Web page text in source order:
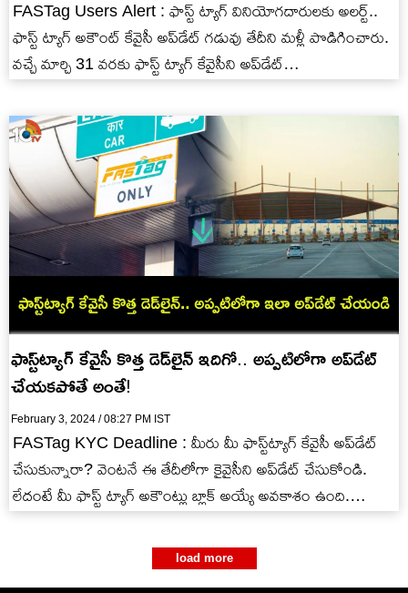
FASTag Users Alert : ఫాస్ట్ ట్యాగ్ వినియోగదారులకు అలర్ట్..
ఫాస్ట్ ట్యాగ్ అకౌంట్ కేవైసీ అప్‌డేట్ గడువు తేదీని మళ్లీ పొడిగించారు.
వచ్చే మార్చి 31 వరకు ఫాస్ట్ ట్యాగ్ కేవైసీని అప్‌డేట్…
ఫాస్ట్‌ట్యాగ్ కేవైసీ కొత్త డెడ్‌లైన్ ఇదిగో.. అప్పటిలోగా అప్‌డేట్
చేయకపోతే అంతే!
February 3, 2024 / 08:27 PM IST
FASTag KYC Deadline : మీరు మీ ఫాస్ట్‌ట్యాగ్ కేవైసీ అప్‌డేట్
చేసుకున్నారా? వెంటనే ఈ తేదీలోగా కైవైసీని అప్‌డేట్ చేసుకోండి.
లేదంటే మీ ఫాస్ట్ ట్యాగ్ అకౌంట్లు బ్లాక్ అయ్యే అవకాశం ఉంది.…
load more